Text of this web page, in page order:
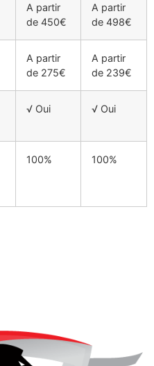
A partir
de 450€
A partir
de 498€
A partir
de 275€
A partir
de 239€
√ Oui √ Oui
100% 100%